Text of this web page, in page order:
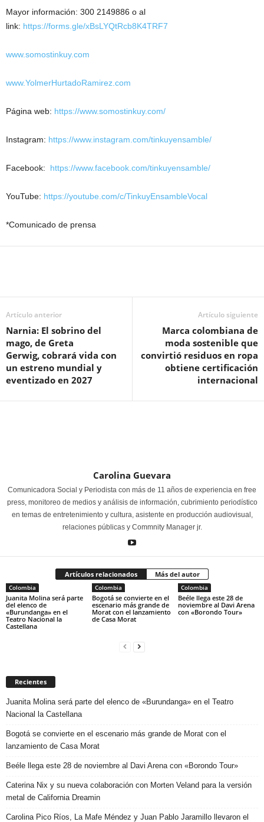
Mayor información: 300 2149886 o al
link: https://forms.gle/xBsLYQtRcb8K4TRF7
www.somostinkuy.com
www.YolmerHurtadoRamirez.com
Página web: https://www.somostinkuy.com/
Instagram: https://www.instagram.com/tinkuyensamble/
Facebook: https://www.facebook.com/tinkuyensamble/
YouTube: https://youtube.com/c/TinkuyEnsambleVocal
*Comunicado de prensa
Artículo anterior
Narnia: El sobrino del
mago, de Greta
Gerwig, cobrará vida con
un estreno mundial y
eventizado en 2027
Artículo siguiente
Marca colombiana de
moda sostenible que
convirtió residuos en ropa
obtiene certificación
internacional
Carolina Guevara
Comunicadora Social y Periodista con más de 11 años de experiencia en free
press, monitoreo de medios y análisis de información, cubrimiento periodístico
en temas de entretenimiento y cultura, asistente en producción audiovisual,
relaciones públicas y Commnity Manager jr.
Artículos relacionados Más del autor
Colombia
Juanita Molina será parte
del elenco de
«Burundanga» en el
Teatro Nacional la
Castellana
Colombia
Bogotá se convierte en el
escenario más grande de
Morat con el lanzamiento
de Casa Morat
Colombia
Beéle llega este 28 de
noviembre al Davi Arena
con «Borondo Tour»
Recientes
Juanita Molina será parte del elenco de «Burundanga» en el Teatro
Nacional la Castellana
Bogotá se convierte en el escenario más grande de Morat con el
lanzamiento de Casa Morat
Beéle llega este 28 de noviembre al Davi Arena con «Borondo Tour»
Caterina Nix y su nueva colaboración con Morten Veland para la versión
metal de California Dreamin
Carolina Pico Ríos, La Mafe Méndez y Juan Pablo Jaramillo llevaron el